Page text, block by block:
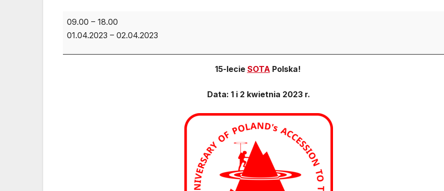
15
SOTA
09.00 – 18.00
01.04.2023 – 02.04.2023
15-lecie SOTA Polska!
Data: 1 i 2 kwietnia 2023 r.